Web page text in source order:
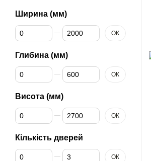
Ширина (мм)
Від Ширина (мм)
До Ширина (мм) ОК
Глибина (мм)
Від Глибина (мм)
До Глибина (мм) ОК
Висота (мм)
Від Висота (мм)
До Висота (мм) ОК
Кількість дверей
Від Кількість дверей
До Кількість дверей ОК